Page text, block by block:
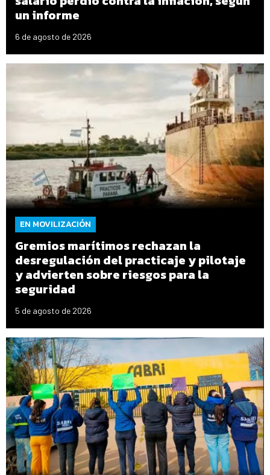
un informe
6 de agosto de 2026
EN MOVILIZACIÓN
Gremios marítimos rechazan la
desregulación del practicaje y pilotaje
y advierten sobre riesgos para la
seguridad
5 de agosto de 2026